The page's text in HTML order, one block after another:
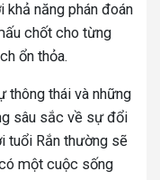
khả năng phán đoán
chốt cho từng
ổn thỏa.
thông thái và những
sâu sắc về sự đổi
tuổi Rắn thường sẽ
một cuộc sống